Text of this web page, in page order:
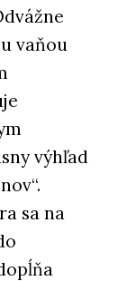
vaňou
výhľad
sa na